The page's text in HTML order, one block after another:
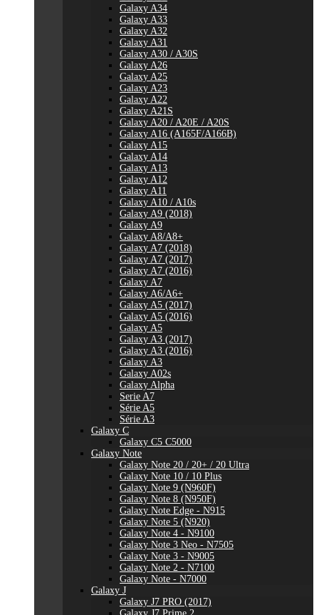
Galaxy A34
Galaxy A33
Galaxy A32
Galaxy A31
Galaxy A30 / A30S
Galaxy A26
Galaxy A25
Galaxy A23
Galaxy A22
Galaxy A21S
Galaxy A20 / A20E / A20S
Galaxy A16 (A165F/A166B)
Galaxy A15
Galaxy A14
Galaxy A13
Galaxy A12
Galaxy A11
Galaxy A10 / A10s
Galaxy A9 (2018)
Galaxy A9
Galaxy A8/A8+
Galaxy A7 (2018)
Galaxy A7 (2017)
Galaxy A7 (2016)
Galaxy A7
Galaxy A6/A6+
Galaxy A5 (2017)
Galaxy A5 (2016)
Galaxy A5
Galaxy A3 (2017)
Galaxy A3 (2016)
Galaxy A3
Galaxy A02s
Galaxy Alpha
Serie A7
Série A5
Série A3
Galaxy C
Galaxy C5 C5000
Galaxy Note
Galaxy Note 20 / 20+ / 20 Ultra
Galaxy Note 10 / 10 Plus
Galaxy Note 9 (N960F)
Galaxy Note 8 (N950F)
Galaxy Note Edge - N915
Galaxy Note 5 (N920)
Galaxy Note 4 - N9100
Galaxy Note 3 Neo - N7505
Galaxy Note 3 - N9005
Galaxy Note 2 - N7100
Galaxy Note - N7000
Galaxy J
Galaxy J7 PRO (2017)